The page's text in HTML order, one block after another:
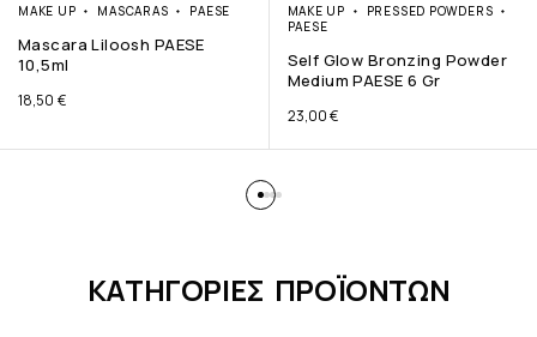
MAKE UP MASCARAS PAESE
Mascara Liloosh PAESE
10,5ml
18,50 €
MAKE UP
PRESSED POWDERS
PAESE
Self Glow Bronzing Powder
Medium PAESE 6 Gr
23,00€
ΚΑΤΗΓΟΡΙΕΣ ΠΡΟΪΟΝΤΩΝ